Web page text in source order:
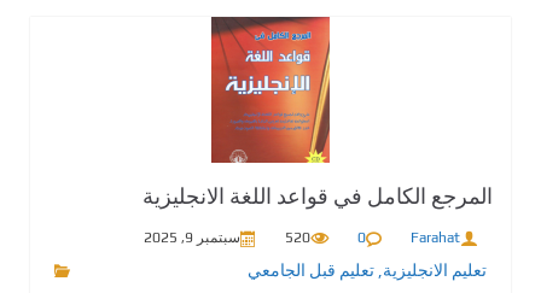
المرجع الكامل في قواعد اللغة الانجليزية
Farahat
0
520 سبتمبر 9, 2025
تعليم الانجليزية تعليم قبل الجامعي